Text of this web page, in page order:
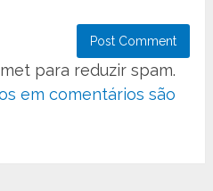
para reduzir spam.
em comentários são